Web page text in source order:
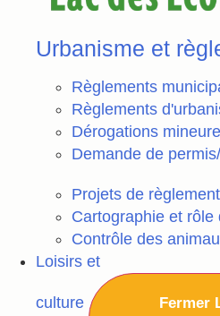
Urbanisme et
Règlements
Règlements
Dérogations
Demande de
Projets de
Cartographie et
Contrôle des
Loisirs et
culture
Fermer